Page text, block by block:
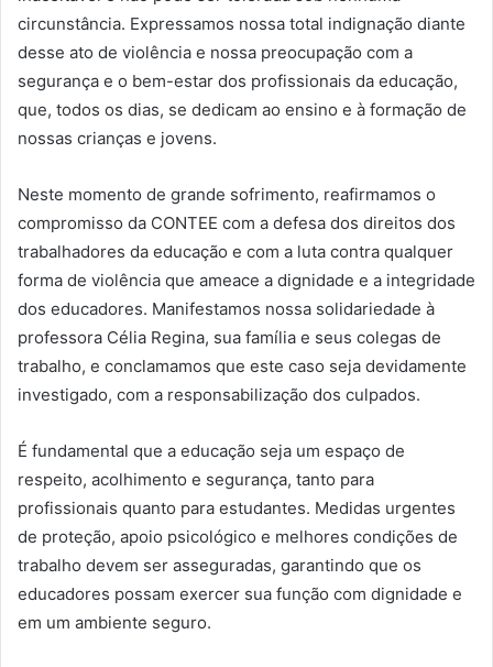
circunstância. Expressamos nossa total indignação diante
desse ato de violência e nossa preocupação com a
segurança e o bem-estar dos profissionais da educação,
que, todos os dias, se dedicam ao ensino e à formação de
nossas crianças e jovens.
Neste momento de grande sofrimento, reafirmamos o
compromisso da CONTEE com a defesa dos direitos dos
trabalhadores da educação e com a luta contra qualquer
forma de violência que ameace a dignidade e a integridade
dos educadores. Manifestamos nossa solidariedade à
professora Célia Regina, sua família e seus colegas de
trabalho, e conclamamos que este caso seja devidamente
investigado, com a responsabilização dos culpados.
É fundamental que a educação seja um espaço de
respeito, acolhimento e segurança, tanto para
profissionais quanto para estudantes. Medidas urgentes
de proteção, apoio psicológico e melhores condições de
trabalho devem ser asseguradas, garantindo que os
educadores possam exercer sua função com dignidade e
em um ambiente seguro.